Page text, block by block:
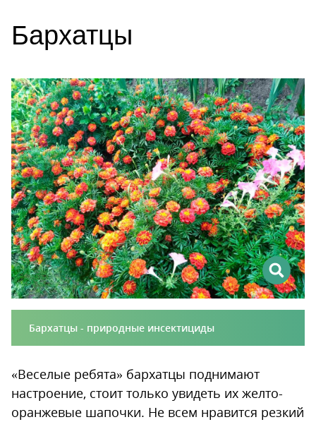
Бархатцы
Бархатцы - природные инсектициды
«Веселые ребята» бархатцы поднимают
настроение, стоит только увидеть их желто-
оранжевые шапочки. Не всем нравится резкий